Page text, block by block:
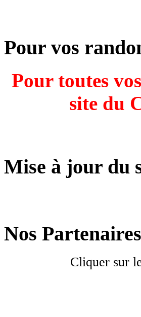
Pour vos
Pour toutes
site du
Mise à jour du
Nos Partenaires
Cliquer sur